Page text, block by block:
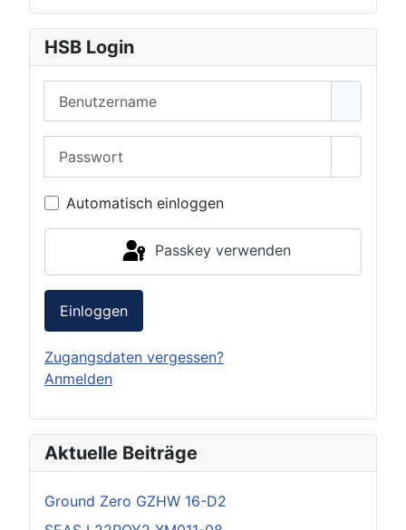
HSB Login
Automatisch einloggen
Passkey verwenden
Einloggen
Zugangsdaten vergessen?
Anmelden
Aktuelle Beiträge
Ground Zero GZHW 16-D2